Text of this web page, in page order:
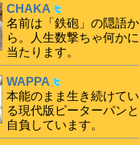
CHAKA
名前は「鉄砲」の隠語か
ら。人生数撃ちゃ何かに
当たります。
WAPPA
本能のまま生き続けてい
る現代版ピーターパンと
自負しています。